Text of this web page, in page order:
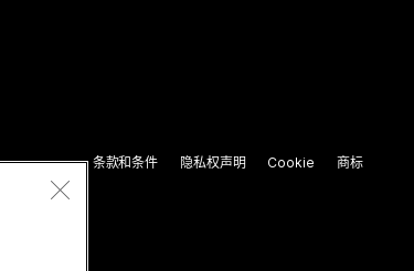
条款和条件 隐私权声明 Cookie 商标